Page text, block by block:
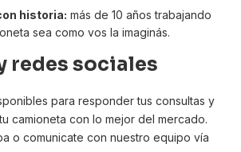
historia: más de 10 años trabajando
sea como vos la imaginás.
redes sociales
para responder tus consultas y
camioneta con lo mejor del mercado.
o comunicate con nuestro equipo vía